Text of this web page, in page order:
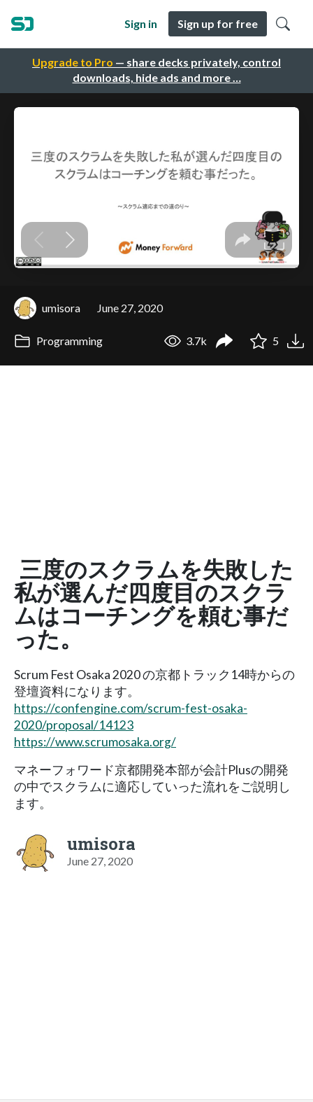
Upgrade to Pro — share decks privately, control
downloads, hide ads and more …
Sign in Sign up for free
umisora June 27, 2020
Programming 3.7k 5
三度のスクラムを失敗した
私が選んだ四度目のスクラ
ムはコーチングを頼む事だ
った。
Scrum Fest Osaka 2020 の京都トラック14時からの
登壇資料になります。
https://confengine.com/scrum-fest-osaka-
2020/proposal/14123
https://www.scrumosaka.org/
マネーフォワード京都開発本部が会計Plusの開発
の中でスクラムに適応していった流れをご説明し
ます。
umisora
June 27, 2020